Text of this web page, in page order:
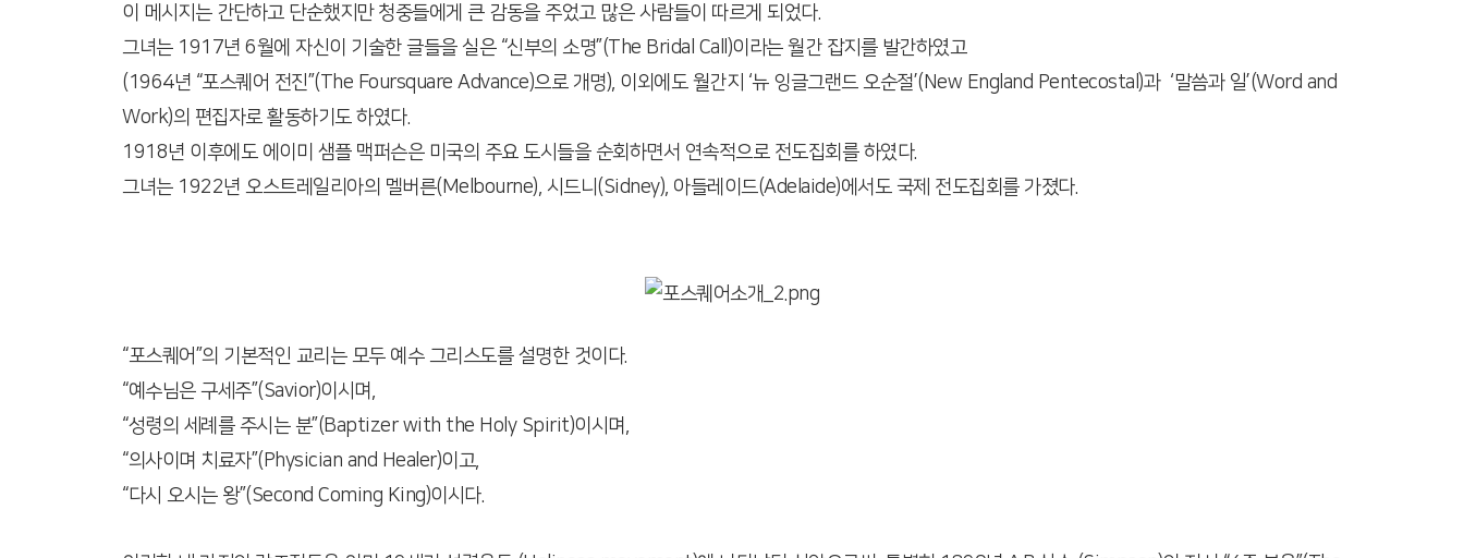
이 메시지는 간단하고 단순했지만 청중들에게 큰 감동을 주었고 많은 사람들이 따르게 되었다.
그녀는 1917년 6월에 자신이 기술한 글들을 실은 “신부의 소명”(The Bridal Call)이라는 월간 잡지를 발간하였고
(1964년 “포스퀘어 전진”(The Foursquare Advance)으로 개명), 이외에도 월간지 ‘뉴 잉글그랜드 오순절’(New England Pentecostal)과 ‘말씀과 일’(Word and
Work)의 편집자로 활동하기도 하였다.
1918년 이후에도 에이미 샘플 맥퍼슨은 미국의 주요 도시들을 순회하면서 연속적으로 전도집회를 하였다.
그녀는 1922년 오스트레일리아의 멜버른(Melbourne), 시드니(Sidney), 아들레이드(Adelaide)에서도 국제 전도집회를 가졌다.
“포스퀘어”의 기본적인 교리는 모두 예수 그리스도를 설명한 것이다.
“예수님은 구세주”(Savior)이시며,
“성령의 세례를 주시는 분”(Baptizer with the Holy Spirit)이시며,
“의사이며 치료자”(Physician and Healer)이고,
“다시 오시는 왕”(Second Coming King)이시다.